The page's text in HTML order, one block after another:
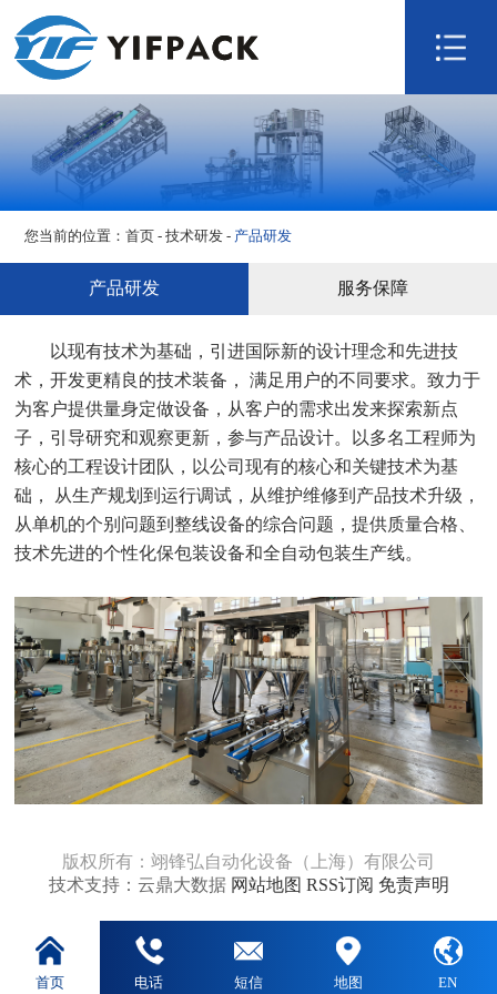
网站首页
关于我们
技术研发
视频展示
新闻资讯
联系我们
您当前的位置：首页-技术研发 - 产品研发
产品研发 服务保障
以现有技术为基础，引进国际新的设计理念和先进技
术，开发更精良的技术装备， 满足用户的不同要求。致力于
为客户提供量身定做设备，从客户的需求出发来探索新点
子，引导研究和观察更新，参与产品设计。以多名工程师为
核心的工程设计团队，以公司现有的核心和关键技术为基
础， 从生产规划到运行调试，从维护维修到产品技术升级，
从单机的个别问题到整线设备的综合问题，提供质量合格、
技术先进的个性化保包装设备和全自动包装生产线。
版权所有：翊锋弘自动化设备（上海）有限公司
技术支持：云鼎大数据 网站地图 RSS订阅 免责声明
首页 电话 短信 地图 EN